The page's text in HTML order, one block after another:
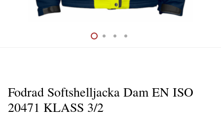
Fodrad Softshelljacka Dam EN ISO
20471 KLASS 3/2